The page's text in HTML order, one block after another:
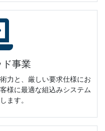
事業
力と、厳しい要求仕様にお
様に最適な組込みシステム
ます。